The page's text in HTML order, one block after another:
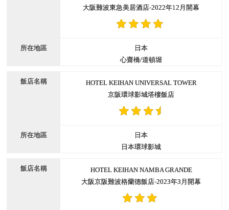
大阪難波東急美居酒店-2022年12月開幕
日本
心齋橋/道頓堀
HOTEL KEIHAN UNIVERSAL TOWER
京阪環球影城塔樓飯店
日本
日本環球影城
HOTEL KEIHAN NAMBA GRANDE
大阪京阪難波格蘭德飯店-2023年3月開幕